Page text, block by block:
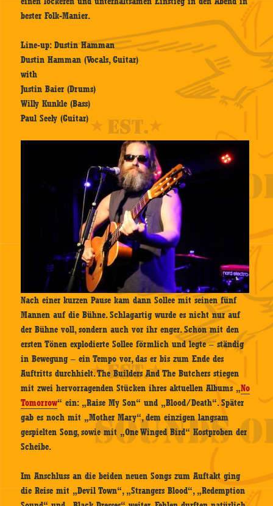
bester Folk-Manier.
Line-up: Dustin Hamman
Dustin Hamman (Vocals, Guitar)
with
Justin Baier (Drums)
Willy Kunkle (Bass)
Paul Seely (Guitar)
Nach einer kurzen Pause kam dann Sollee mit seinen fünf
Mannen auf die Bühne. Schlagartig wurde es nicht nur auf
der Bühne voll, sondern auch vor ihr enger. Schon mit den
ersten Tönen explodierte Sollee förmlich und legte – ständig
in Bewegung – ein Tempo vor, das er bis zum Ende des
Auftritts durchhielt. The Builders And The Butchers stiegen
mit zwei hervorragenden Stücken ihres aktuellen Albums „No
Tomorrow“ ein: „Raise My Son“ und „Blood/Death“. Später
gab es noch mit „Mother Mary“, dem einzigen langsam
gespielten Song, sowie mit „One Winged Bird“ Kostproben der
Scheibe.
Im Anschluss an die beiden neuen Songs zum Auftakt ging
die Reise mit „Devil Town“, „Strangers Blood“, „Redemption